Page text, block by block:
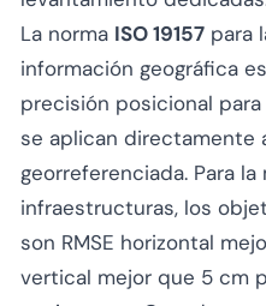
La norma ISO 19157 para
información geográfica
precisión posicional
se aplican directamente
georreferenciada. Para
infraestructuras, los
son RMSE horizontal
vertical mejor que 5 cm